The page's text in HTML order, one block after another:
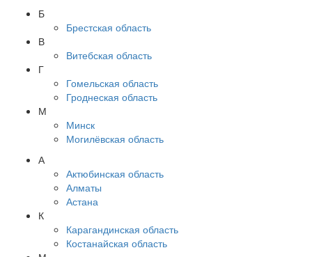
Б
Брестская область
В
Витебская область
Г
Гомельская область
Гроднеская область
М
Минск
Могилёвская область
А
Актюбинская область
Алматы
Астана
К
Карагандинская область
Костанайская область